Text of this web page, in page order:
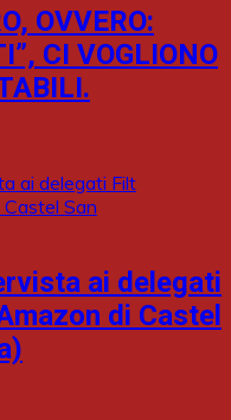
OVVERO:
CI VOGLIONO
ai delegati
di Castel